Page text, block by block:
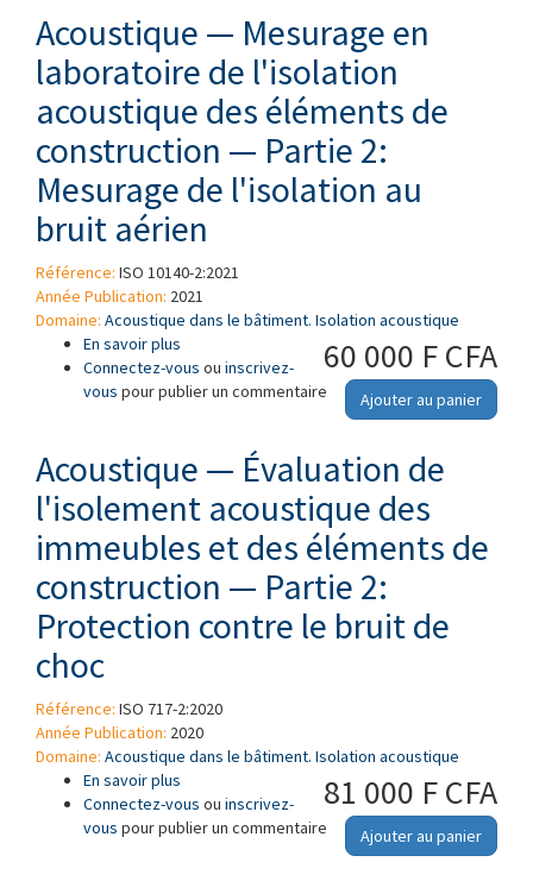
Acoustique — Mesurage en
laboratoire de l'isolation
acoustique des éléments de
construction — Partie 2:
Mesurage de l'isolation au
bruit aérien
Référence: ISO 10140-2:2021
Année Publication: 2021
Domaine: Acoustique dans le bâtiment. Isolation acoustique
60 000 F CFA
Ajouter au panier
En savoir plus à propos de Acoustique — Mesurage en
laboratoire de l'isolation acoustique des
éléments de construction — Partie 2:
Mesurage de l'isolation au bruit aérien
Connectez-vous ou inscrivez-
vous pour publier un commentaire
Acoustique — Évaluation de
l'isolement acoustique des
immeubles et des éléments de
construction — Partie 2:
Protection contre le bruit de
choc
Référence: ISO 717-2:2020
Année Publication: 2020
Domaine: Acoustique dans le bâtiment. Isolation acoustique
81 000 F CFA
Ajouter au panier
En savoir plus à propos de Acoustique — Évaluation de
l'isolement acoustique des immeubles et des
éléments de construction — Partie 2:
Protection contre le bruit de choc
Connectez-vous ou inscrivez-
vous pour publier un commentaire